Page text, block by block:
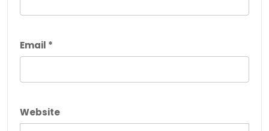
Email *
Website